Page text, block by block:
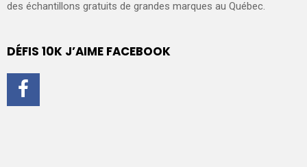
des échantillons gratuits de grandes marques au Québec.
DÉFIS 10K J’AIME FACEBOOK